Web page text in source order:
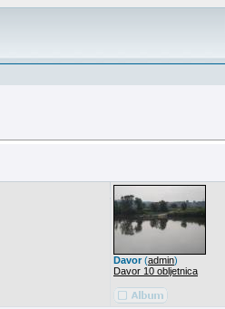
Davor(admin)
Davor 10 obljetnica